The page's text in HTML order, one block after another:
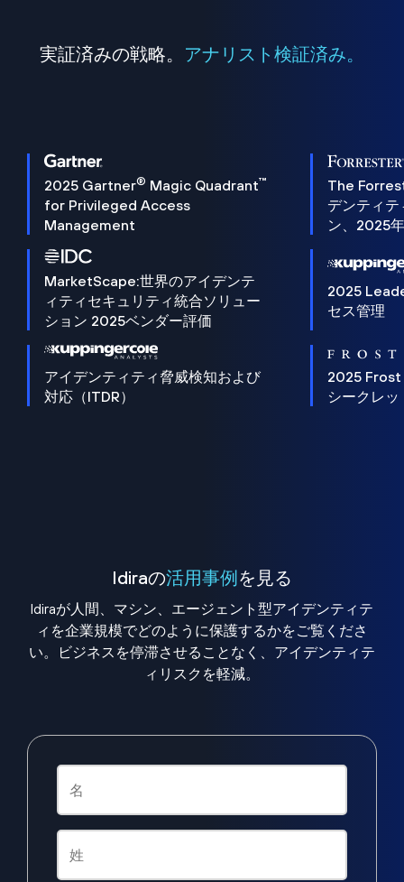
実証済みの戦略。 アナリスト検証済み。
2025 Gartner® Magic Quadrant™
for Privileged Access
Management
The
デンティ
ン、2025
MarketScape:世界のアイデンテ
ィティセキュリティ統合ソリュー
ション 2025ベンダー評価
2025
セス管理
アイデンティティ脅威検知および
対応（ITDR）
2025 Frost
シークレッ
Idiraの活用事例を見る
Idiraが人間、マシン、エージェント型アイデンティテ
ィを企業規模でどのように保護するかをご覧くださ
い。ビジネスを停滞させることなく、アイデンティテ
ィリスクを軽減。